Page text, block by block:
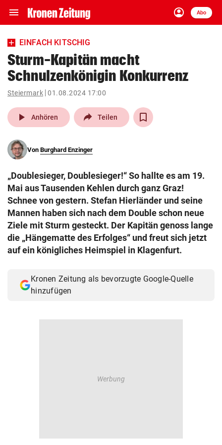
menu Navigation
ein-/ausklappen
account_circle
Anmelden
Abo
close Schließen
account_circle Anmelden
arrow_right
pin_drop
Wien arrow_right
search
eingeben
© Krone Multimedia GmbH & Co KG 2026
Muthgasse 2, 1190 Wien
EINFACH KITSCHIG
Sturm-Kapitän macht
Schnulzenkönigin Konkurrenz
Steiermark 01.08.2024 17:00
play_arrow Anhören Teilen
Von Burghard Enzinger
„Doublesieger, Doublesieger!“ So hallte es am 19.
Mai aus Tausenden Kehlen durch ganz Graz!
Schnee von gestern. Stefan Hierländer und seine
Mannen haben sich nach dem Double schon neue
Ziele mit Sturm gesteckt. Der Kapitän genoss lange
die „Hängematte des Erfolges“ und freut sich jetzt
auf ein königliches Heimspiel in Klagenfurt.
Kronen Zeitung als bevorzugte Google-Quelle
hinzufügen